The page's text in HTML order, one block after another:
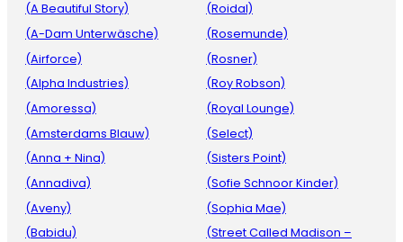
(A Beautiful Story)
(A-Dam Unterwäsche)
(Airforce)
(Alpha Industries)
(Amoressa)
(Amsterdams Blauw)
(Anna + Nina)
(Annadiva)
(Aveny)
(Babidu)
(Roidal)
(Rosemunde)
(Rosner)
(Roy Robson)
(Royal Lounge)
(Select)
(Sisters Point)
(Sofie Schnoor Kinder)
(Sophia Mae)
(Street Called Madison –